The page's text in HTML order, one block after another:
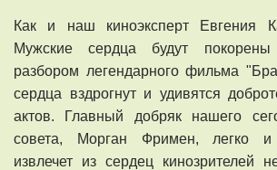
Как и наш киноэксперт Евгения
Мужские сердца будут
разбором легендарного фильма
сердца вздрогнут и удивятся
актов. Главный добряк нашего
совета, Морган Фримен, легко и
извлечет из сердец кинозрителей